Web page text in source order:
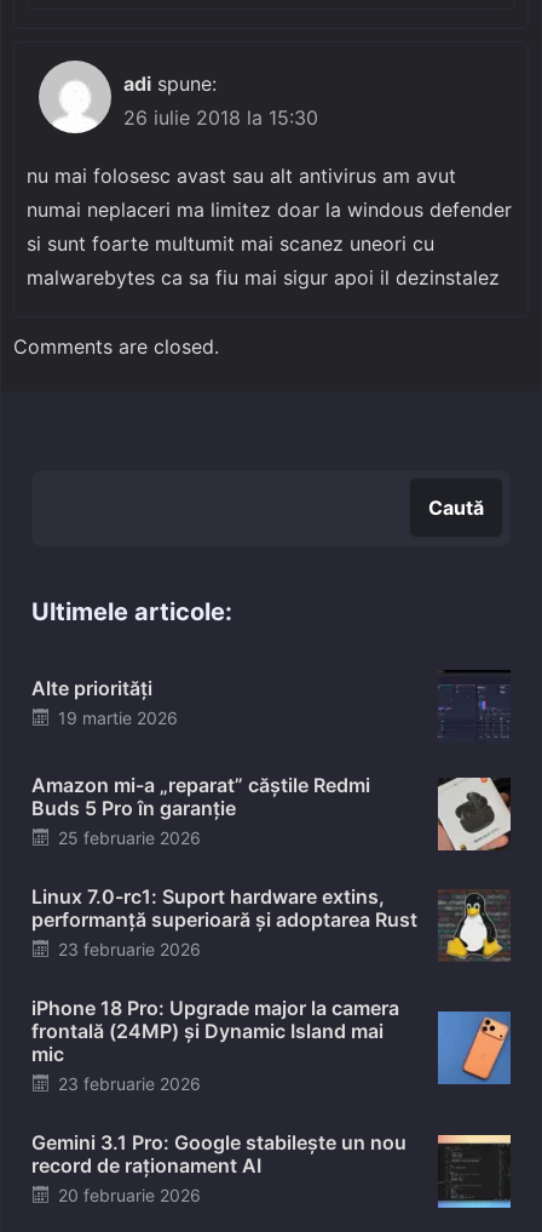
adi spune:
26 iulie 2018 la 15:30
nu mai folosesc avast sau alt antivirus am avut
numai neplaceri ma limitez doar la windous defender
si sunt foarte multumit mai scanez uneori cu
malwarebytes ca sa fiu mai sigur apoi il dezinstalez
Comments are closed.
Caută
Ultimele articole:
Alte priorități
Posted
19 martie 2026
Amazon mi-a „reparat” căștile Redmi
Buds 5 Pro în garanție
Posted
25 februarie 2026
Linux 7.0-rc1: Suport hardware extins,
performanță superioară și adoptarea Rust
Posted
23 februarie 2026
iPhone 18 Pro: Upgrade major la camera
frontală (24MP) și Dynamic Island mai
mic
Posted
23 februarie 2026
Gemini 3.1 Pro: Google stabilește un nou
record de raționament AI
Posted
20 februarie 2026